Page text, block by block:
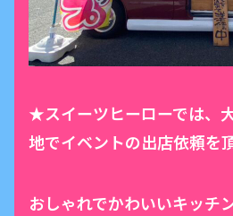
★スイーツヒーローでは、
地でイベントの出店依頼を
おしゃれでかわいいキッチ